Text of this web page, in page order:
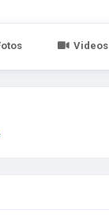
Videos